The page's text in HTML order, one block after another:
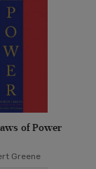
of Power
Greene